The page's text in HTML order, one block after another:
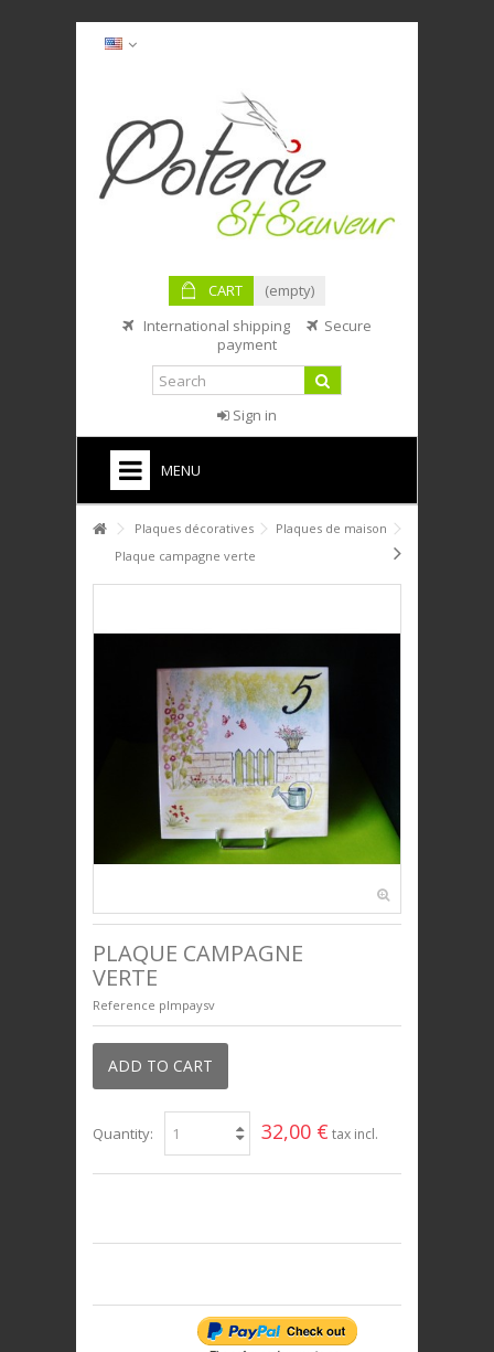
CART
(empty)
International shipping
Secure
payment
Sign in
MENU
HOME
PTIT DÉJ'
PLAQUES DÉCORATIVES
+
+
UNIVERS ENFANTS
PRESTIGE
Plaques décoratives
Plaques de maison
Plaque campagne verte
PLAQUE CAMPAGNE
VERTE
Reference plmpaysv
ADD TO CART
Quantity: 32,00 € tax incl.